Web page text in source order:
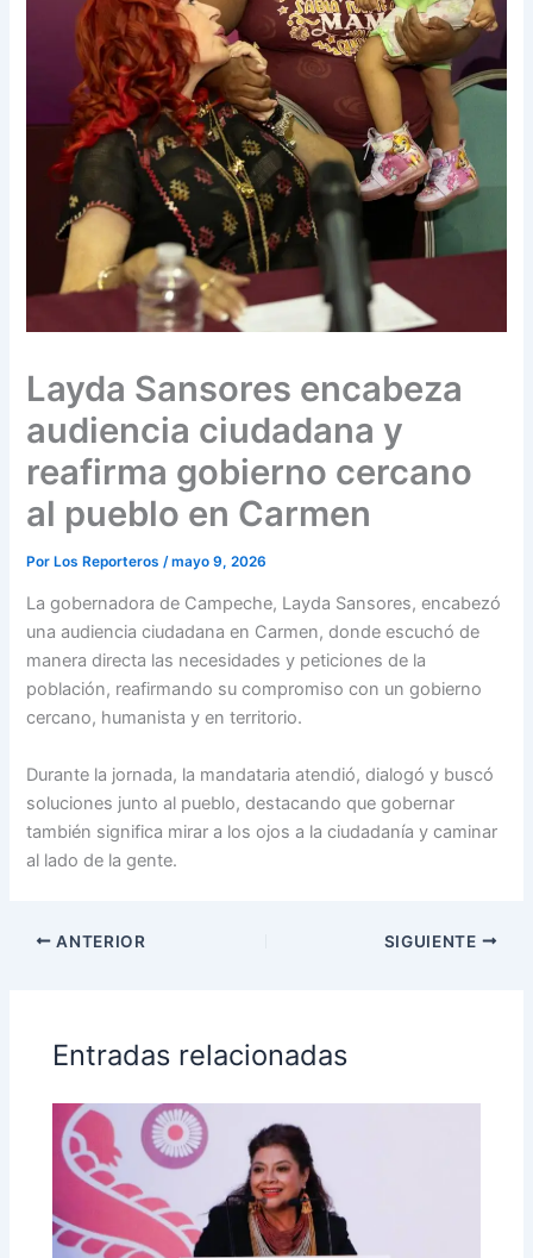
Layda Sansores encabeza
audiencia ciudadana y
reafirma gobierno cercano
al pueblo en Carmen
Por Los Reporteros/mayo 9, 2026
La gobernadora de Campeche, Layda Sansores, encabezó
una audiencia ciudadana en Carmen, donde escuchó de
manera directa las necesidades y peticiones de la
población, reafirmando su compromiso con un gobierno
cercano, humanista y en territorio.
Durante la jornada, la mandataria atendió, dialogó y buscó
soluciones junto al pueblo, destacando que gobernar
también significa mirar a los ojos a la ciudadanía y caminar
al lado de la gente.
ANTERIOR SIGUIENTE
Entradas relacionadas